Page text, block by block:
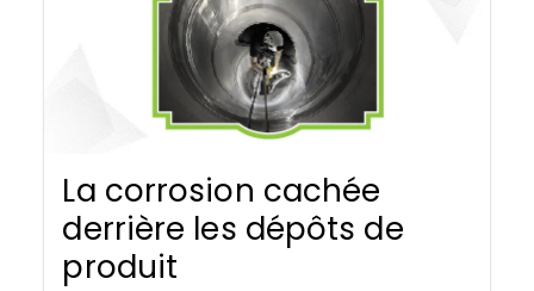
La corrosion cachée
derrière les dépôts de
produit